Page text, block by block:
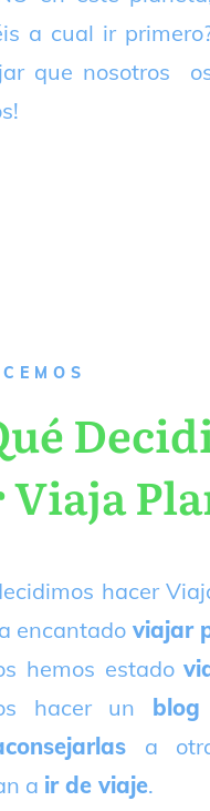
a cual ir
que nosotros
hacer
encantado viajar
hemos estado
hacer un blog
a
a ir de viaje.